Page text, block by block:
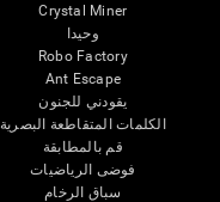
Crystal Miner
وحيدا
Robo Factory
Ant Escape
يقودني للجنون
الكلمات المتقاطعة البصرية
قم بالمطابقة
فوضى الرياضيات
سباق الرخام